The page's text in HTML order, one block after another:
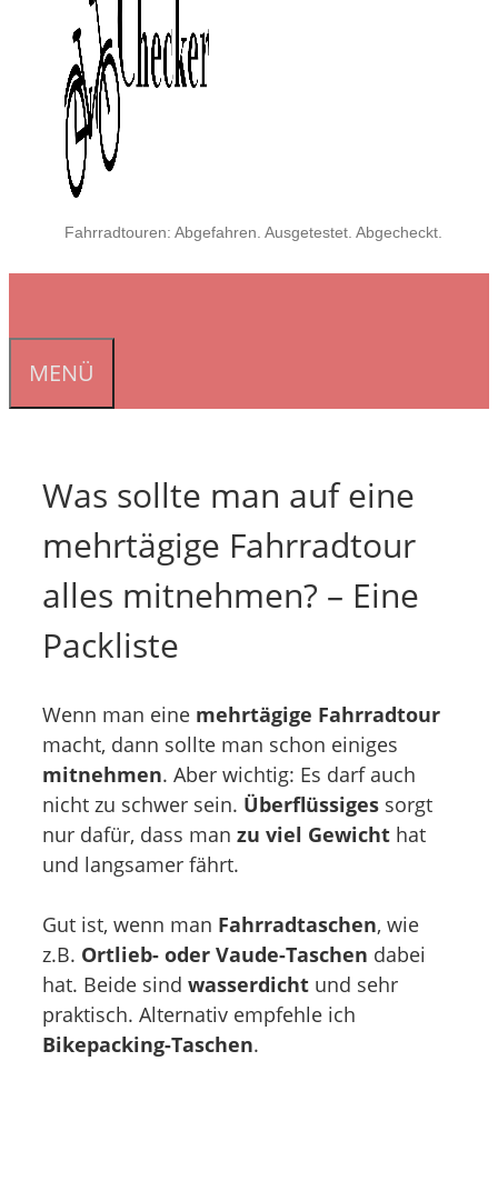
Fahrradtouren: Abgefahren. Ausgetestet. Abgecheckt.
MENÜ
Was sollte man auf eine
mehrtägige Fahrradtour
alles mitnehmen? – Eine
Packliste
Wenn man eine mehrtägige Fahrradtour
macht, dann sollte man schon einiges
mitnehmen. Aber wichtig: Es darf auch
nicht zu schwer sein. Überflüssiges sorgt
nur dafür, dass man zu viel Gewicht hat
und langsamer fährt.
Gut ist, wenn man Fahrradtaschen, wie
z.B. Ortlieb- oder Vaude-Taschen dabei
hat. Beide sind wasserdicht und sehr
praktisch. Alternativ empfehle ich
Bikepacking-Taschen.